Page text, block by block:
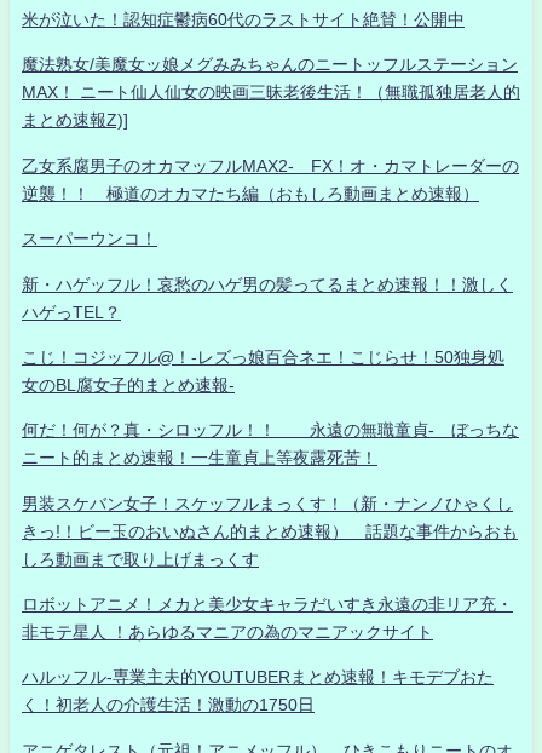
米が泣いた！認知症鬱病60代のラストサイト絶賛！公開中
魔法熟女/美魔女ッ娘メグみみちゃんのニートッフルステーション
MAX！ ニート仙人仙女の映画三昧老後生活！（無職孤独居老人的
まとめ速報Z)]
乙女系腐男子のオカマッフルMAX2- FX！オ・カマトレーダーの
逆襲！！ 極道のオカマたち編（おもしろ動画まとめ速報）
スーパーウンコ！
新・ハゲッフル！哀愁のハゲ男の髪ってるまとめ速報！！激しく
ハゲっTEL？
こじ！コジッフル@！-レズっ娘百合ネエ！こじらせ！50独身処
女のBL腐女子的まとめ速報-
何だ！何が？真・シロッフル！！ 永遠の無職童貞- ぼっちな
ニート的まとめ速報！一生童貞上等夜露死苦！
男装スケバン女子！スケッフルまっくす！（新・ナンノひゃくし
きっ!！ビー玉のおいぬさん的まとめ速報） 話題な事件からおも
しろ動画まで取り上げまっくす
ロボットアニメ！メカと美少女キャラだいすき永遠の非リア充・
非モテ星人 ！あらゆるマニアの為のマニアックサイト
ハルッフル-専業主夫的YOUTUBERまとめ速報！キモデブおた
く！初老人の介護生活！激動の1750日